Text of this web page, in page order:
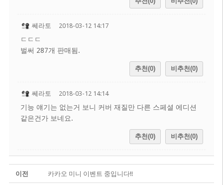
쎄라토 2018-03-12 14:17
ㄷㄷㄷ
벌써 287개 판매됨.
추천(0) 비추천(0)
쎄라토 2018-03-12 14:14
기능 얘기는 없는거 보니 커버 재질만 다른 스페셜 에디션
같은건가 보네요.
추천(0) 비추천(0)
이전 카카오 미니 이벤트 중입니다!!